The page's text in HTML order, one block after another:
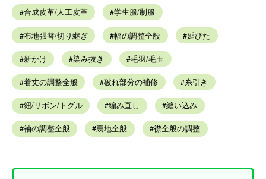
合成皮革/人工皮革 学生服/制服
布地張替/切り継ぎ 幅の調整全般 延びた
新かけ 染み抜き 毛羽/毛玉
着丈の調整全般 破れ部分の補修 糸引き
紐/リボン/トグル 編み直し 縫い込み
袖の調整全般 裏地全般 襟全般の調整